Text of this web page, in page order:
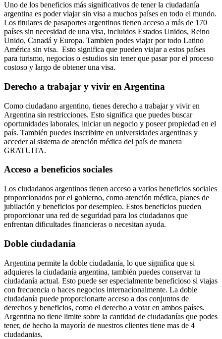
Uno de los beneficios más significativos de tener la ciudadanía
argentina es poder viajar sin visa a muchos países en todo el mundo.
Los titulares de pasaportes argentinos tienen acceso a más de 170
países sin necesidad de una visa, incluidos Estados Unidos, Reino
Unido, Canadá y Europa. Tambien podes viajar por todo Latino
América sin visa. Esto significa que pueden viajar a estos países
para turismo, negocios o estudios sin tener que pasar por el proceso
costoso y largo de obtener una visa.
Derecho a trabajar y vivir en Argentina
Como ciudadano argentino, tienes derecho a trabajar y vivir en
Argentina sin restricciones. Esto significa que puedes buscar
oportunidades laborales, iniciar un negocio y poseer propiedad en el
país. También puedes inscribirte en universidades argentinas y
acceder al sistema de atención médica del país de manera
GRATUITA.
Acceso a beneficios sociales
Los ciudadanos argentinos tienen acceso a varios beneficios sociales
proporcionados por el gobierno, como atención médica, planes de
jubilación y beneficios por desempleo. Estos beneficios pueden
proporcionar una red de seguridad para los ciudadanos que
enfrentan dificultades financieras o necesitan ayuda.
Doble ciudadanía
Argentina permite la doble ciudadanía, lo que significa que si
adquieres la ciudadanía argentina, también puedes conservar tu
ciudadanía actual. Esto puede ser especialmente beneficioso si viajas
con frecuencia o haces negocios internacionalmente. La doble
ciudadanía puede proporcionarte acceso a dos conjuntos de
derechos y beneficios, como el derecho a votar en ambos países.
Argentina no tiene limite sobre la cantidad de ciudadanías que podes
tener, de hecho la mayoría de nuestros clientes tiene mas de 4
ciudadanias.